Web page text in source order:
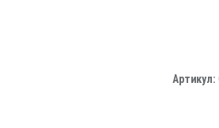
Артикул: